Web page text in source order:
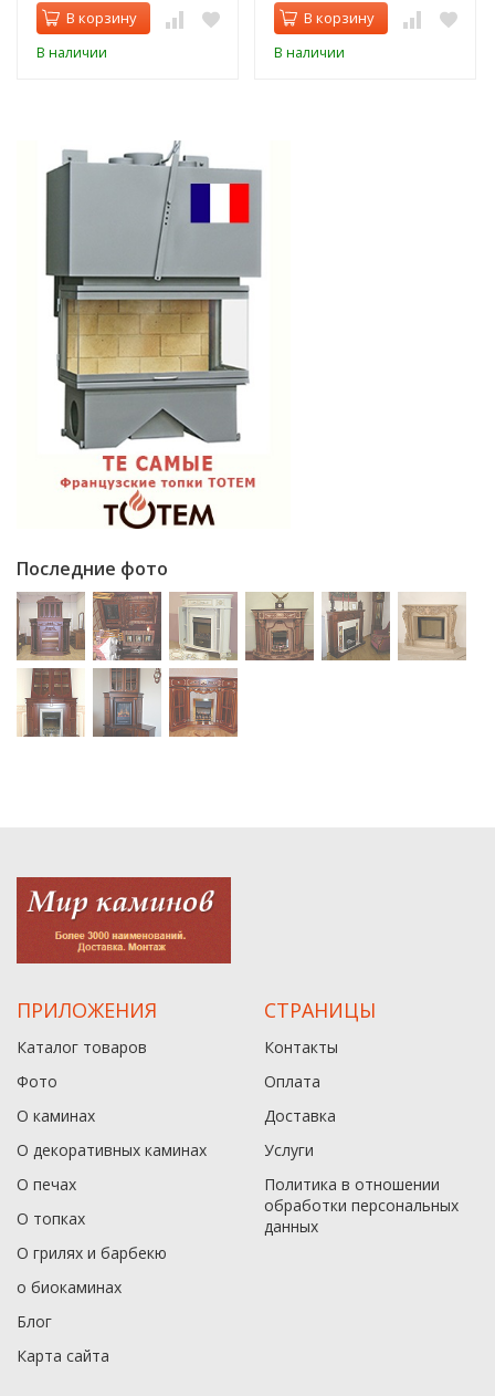
В корзину
В наличии
В корзину
В наличии
Последние фото
ПРИЛОЖЕНИЯ
Каталог товаров
Фото
О каминах
О декоративных каминах
О печах
О топках
О грилях и барбекю
о биокаминах
Блог
Карта сайта
СТРАНИЦЫ
Контакты
Оплата
Доставка
Услуги
Политика в отношении
обработки персональных
данныx